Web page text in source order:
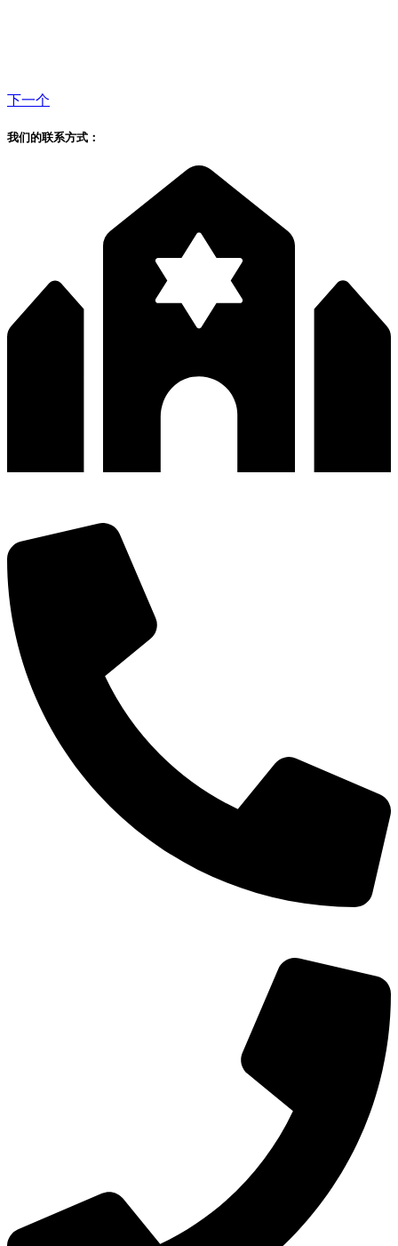
下一个
我们的联系方式：